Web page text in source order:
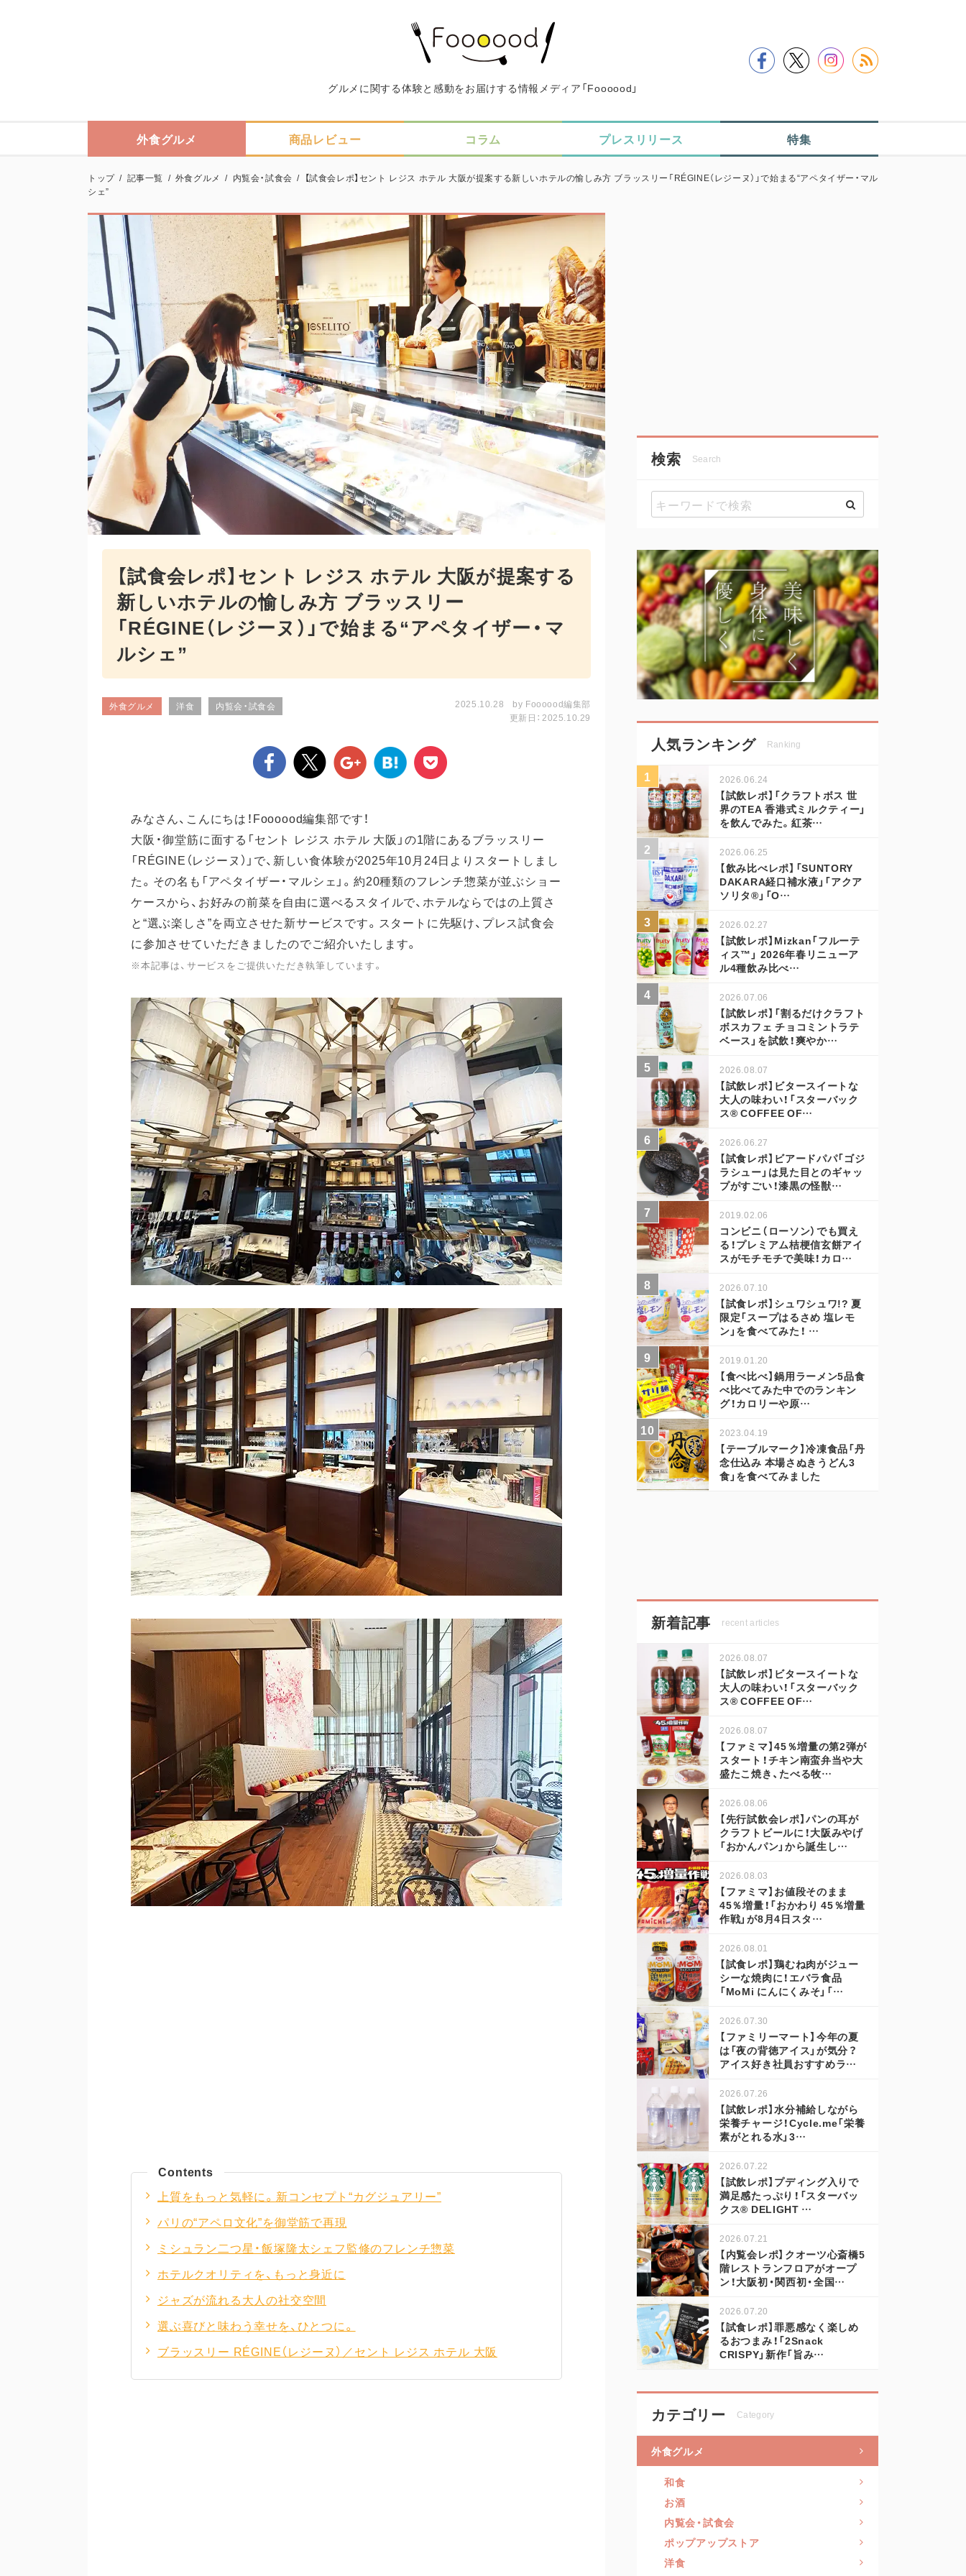
グルメに関する体験と感動をお届けする情報メディア「Foooood」
外食グルメ 商品レビュー コラム プレスリリース 特集
トップ / 記事一覧 / 外食グルメ / 内覧会・試食会 / 【試食会レポ】セント レジス ホテル 大阪が提案する新しいホテルの愉しみ方 ブラッスリー「RÉGINE（レジーヌ）」で始まる“アペタイザー・マル
シェ”
【試食会レポ】セント レジス ホテル 大阪が提案する
新しいホテルの愉しみ方 ブラッスリー
「RÉGINE（レジーヌ）」で始まる“アペタイザー・マ
ルシェ”
外食グルメ 洋食 内覧会・試食会 2025.10.28 by Foooood編集部
更新日：2025.10.29
みなさん、こんにちは！Foooood編集部です！
大阪・御堂筋に面する「セント レジス ホテル 大阪」の1階にあるブラッスリー
「RÉGINE（レジーヌ）」で、新しい食体験が2025年10月24日よりスタートしまし
た。その名も「アペタイザー・マルシェ」。約20種類のフレンチ惣菜が並ぶショー
ケースから、お好みの前菜を自由に選べるスタイルで、ホテルならではの上質さ
と“選ぶ楽しさ”を両立させた新サービスです。スタートに先駆け、プレス試食会
に参加させていただきましたのでご紹介いたします。
※本記事は、サービスをご提供いただき執筆しています。
Contents
上質をもっと気軽に。新コンセプト“カグジュアリー”
パリの“アペロ文化”を御堂筋で再現
ミシュラン二つ星・飯塚隆太シェフ監修のフレンチ惣菜
ホテルクオリティを、もっと身近に
ジャズが流れる大人の社交空間
選ぶ喜びと味わう幸せを、ひとつに。
ブラッスリー RÉGINE（レジーヌ）／セント レジス ホテル 大阪
検索 Search
人気ランキング Ranking
2026.06.24
【試飲レポ】「クラフトボス 世
界のTEA 香港式ミルクティー」
を飲んでみた。紅茶…
2026.06.25
【飲み比べレポ】「SUNTORY
DAKARA経口補水液」「アクア
ソリタ®」「O…
2026.02.27
【試飲レポ】Mizkan「フルーテ
ィス™」 2026年春リニューア
ル4種飲み比べ…
2026.07.06
【試飲レポ】「割るだけクラフト
ボスカフェ チョコミントラテ
ベース」を試飲！爽やか…
2026.08.07
【試飲レポ】ビタースイートな
大人の味わい！「スターバック
ス® COFFEE OF…
2026.06.27
【試食レポ】ビアードパパ「ゴジ
ラシュー」は見た目とのギャッ
プがすごい！漆黒の怪獣…
2019.02.06
コンビニ（ローソン）でも買え
る！プレミアム桔梗信玄餅アイ
スがモチモチで美味！カロ…
2026.07.10
【試食レポ】シュワシュワ!? 夏
限定「スープはるさめ 塩レモ
ン」を食べてみた！ …
2019.01.20
【食べ比べ】鍋用ラーメン5品食
べ比べてみた中でのランキン
グ！カロリーや原…
2023.04.19
【テーブルマーク】冷凍食品「丹
念仕込み 本場さぬきうどん3
食」を食べてみました
新着記事 recent articles
2026.08.07
【試飲レポ】ビタースイートな
大人の味わい！「スターバック
ス® COFFEE OF…
2026.08.07
【ファミマ】45％増量の第2弾が
スタート！チキン南蛮弁当や大
盛たこ焼き、たべる牧…
2026.08.06
【先行試飲会レポ】パンの耳が
クラフトビールに！大阪みやげ
「おかんパン」から誕生し…
2026.08.03
【ファミマ】お値段そのまま
45％増量！「おかわり 45％増量
作戦」が8月4日スタ…
2026.08.01
【試食レポ】鶏むね肉がジュー
シーな焼肉に！エバラ食品
「MoMi にんにくみそ」「…
2026.07.30
【ファミリーマート】今年の夏
は「夜の背徳アイス」が気分？
アイス好き社員おすすめラ…
2026.07.26
【試飲レポ】水分補給しながら
栄養チャージ！Cycle.me「栄養
素がとれる水」3…
2026.07.22
【試飲レポ】プディング入りで
満足感たっぷり！「スターバッ
クス® DELIGHT …
2026.07.21
【内覧会レポ】クオーツ心斎橋5
階レストランフロアがオープ
ン！大阪初・関西初・全国…
2026.07.20
【試食レポ】罪悪感なく楽しめ
るおつまみ！「2Snack
CRISPY」新作「旨み…
カテゴリー Category
外食グルメ
和食
お酒
内覧会・試食会
ポップアップストア
洋食